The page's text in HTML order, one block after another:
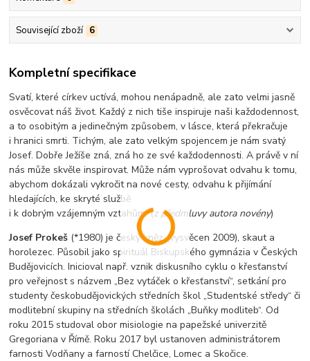
Související zboží 6
Kompletní specifikace
Svatí, které církev uctívá, mohou nenápadně, ale zato velmi jasně
osvěcovat náš život. Každý z nich tiše inspiruje naši každodennost,
a to osobitým a jedinečným způsobem, v lásce, která překračuje
i hranici smrti. Tichým, ale zato velkým spojencem je nám svatý
Josef. Dobře Ježíše zná, zná ho ze své každodennosti. A právě v ní
nás může skvěle inspirovat. Může nám vyprošovat odvahu k tomu,
abychom dokázali vykročit na nové cesty, odvahu k přijímání
hledajících, ke skryté službě
i k dobrým vzájemným vztahům. (z předmluvy autora novény)
Josef Prokeš (*1980) je český kněz (vysvěcen 2009), skaut a
horolezec. Působil jako spirituál Biskupského gymnázia v Českých
Budějovicích. Inicioval např. vznik diskusního cyklu o křesťanství
pro veřejnost s názvem „Bez vytáček o křesťanství“, setkání pro
studenty českobudějovických středních škol „Studentské středy“ či
modlitební skupiny na středních školách „Buňky modliteb“. Od
roku 2015 studoval obor misiologie na papežské univerzitě
Gregoriana v Římě. Roku 2017 byl ustanoven administrátorem
farnosti Vodňany a farností Chelčice, Lomec a Skočice.